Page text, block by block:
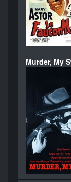
Murder, My